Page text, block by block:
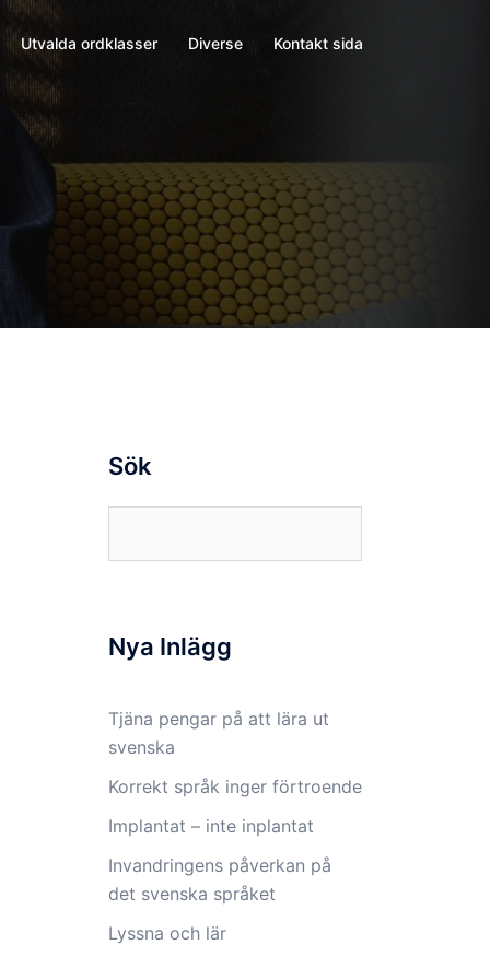
Utvalda ordklasser Diverse Kontakt sida
Sök
Nya Inlägg
Tjäna pengar på att lära ut
svenska
Korrekt språk inger förtroende
Implantat – inte inplantat
Invandringens påverkan på
det svenska språket
Lyssna och lär